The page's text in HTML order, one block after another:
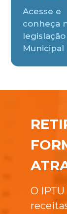
Acesse e
conheça
legislação
Municipal
O